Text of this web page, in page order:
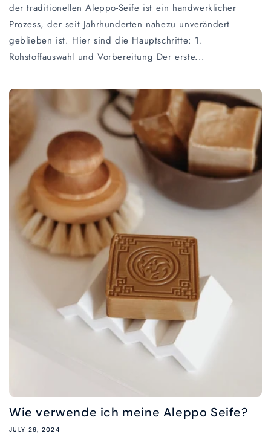
der traditionellen Aleppo-Seife ist ein handwerklicher
Prozess, der seit Jahrhunderten nahezu unverändert
geblieben ist. Hier sind die Hauptschritte: 1.
Rohstoffauswahl und Vorbereitung Der erste...
Wie verwende ich meine Aleppo Seife?
JULY 29, 2024